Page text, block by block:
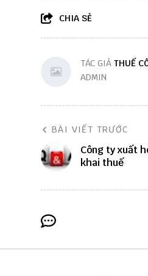
CHIA SẺ
TÁC GIẢ THUẾ
ADMIN
BÀI VIẾT TRƯỚC
Công ty xuất
khai thuế